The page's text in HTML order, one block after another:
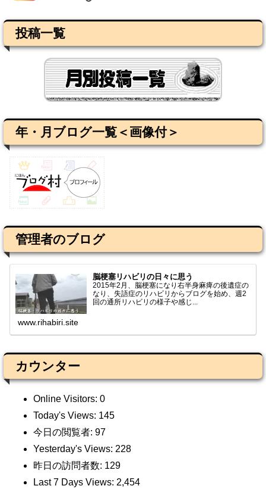
投稿一覧
年・月ブログ一覧＜画像付＞
管理者のブログ
脳梗塞リハビリの日々に思う
2015年2月、脳梗塞になり右半身麻痺の後遺症の
なり、失語症のリハビリからブログを始め、週2
回の通所リハビリの様子や感じ...
www.rihabiri.site
カウンター
Online Visitors: 0
Today's Views: 145
今日の閲覧者: 97
Yesterday's Views: 228
昨日の訪問者数: 129
Last 7 Days Views: 2,454